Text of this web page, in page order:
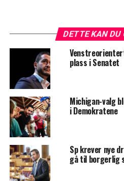
DETTE KAN DU
plass i Senatet
Michigan-valg
i Demokratene
Sp krever nye
gå til borgerlig